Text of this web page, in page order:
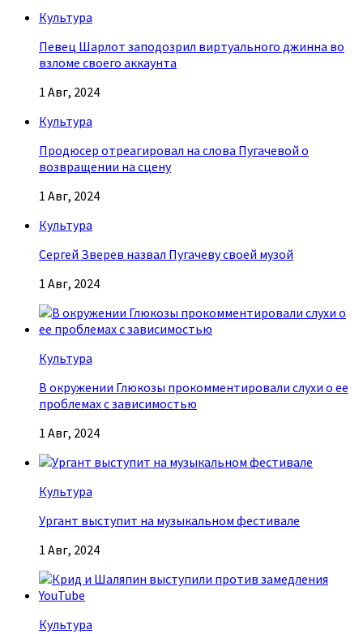
Культура
Певец Шарлот заподозрил виртуального джинна во
взломе своего аккаунта
1 Авг, 2024
Культура
Продюсер отреагировал на слова Пугачевой о
возвращении на сцену
1 Авг, 2024
Культура
Сергей Зверев назвал Пугачеву своей музой
1 Авг, 2024
Культура
В окружении Глюкозы прокомментировали слухи о ее
проблемах с зависимостью
1 Авг, 2024
Культура
Ургант выступит на музыкальном фестивале
1 Авг, 2024
Культура